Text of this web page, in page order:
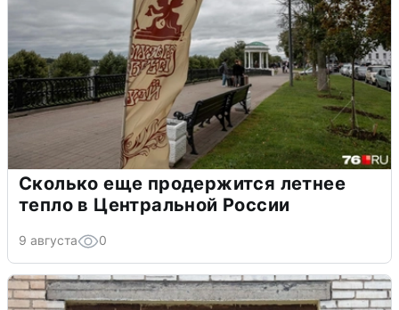
Сколько еще продержится летнее
тепло в Центральной России
9 августа 0